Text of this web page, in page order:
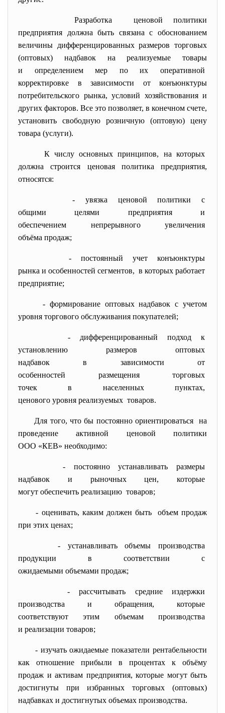
Разработка ценовой политики
предприятия должна быть связана с обоснованием
величины дифференцированных размеров торговых
(оптовых) надбавок на реализуемые товары
и определением мер по их оперативной
корректировке в зависимости от конъюнктуры
потребительского рынка, условий хозяйствования и
других факторов. Все это позволяет, в конечном счете,
установить свободную розничную (оптовую) цену
товара (услуги).
К числу основных принципов, на которых
должна строится ценовая политика предприятия,
относятся:
- увязка ценовой политики с
общими целями предприятия и
обеспечением непрерывного увеличения
объёма продаж;
- постоянный учет конъюнктуры
рынка и особенностей сегментов, в которых работает
предприятие;
- формирование оптовых надбавок с учетом
уровня торгового обслуживания покупателей;
- дифференцированный подход к
установлению размеров оптовых
надбавок в зависимости от
особенностей размещения торговых
точек в населенных пунктах,
ценового уровня реализуемых товаров.
Для того, что бы постоянно ориентироваться на
проведение активной ценовой политики
ООО «КЕВ» необходимо:
- постоянно устанавливать размеры
надбавок и рыночных цен, которые
могут обеспечить реализацию товаров;
- оценивать, каким должен быть объем продаж
при этих ценах;
- устанавливать объемы производства
продукции в соответствии с
ожидаемыми объемами продаж;
- рассчитывать средние издержки
производства и обращения, которые
соответствуют этим объемам производства
и реализации товаров;
- изучать ожидаемые показатели рентабельности
как отношение прибыли в процентах к объёму
продаж и активам предприятия, которые могут быть
достигнуты при избранных торговых (оптовых)
надбавках и достигнутых объемах производства.